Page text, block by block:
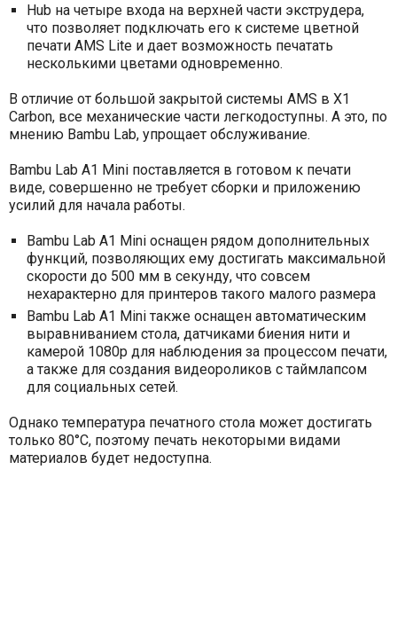
Hub на четыре входа на верхней части экструдера,
что позволяет подключать его к системе цветной
печати AMS Lite и дает возможность печатать
несколькими цветами одновременно.
В отличие от большой закрытой системы AMS в X1
Carbon, все механические части легкодоступны. А это, по
мнению Bambu Lab, упрощает обслуживание.
Bambu Lab A1 Mini поставляется в готовом к печати
виде, совершенно не требует сборки и приложению
усилий для начала работы.
Bambu Lab A1 Mini оснащен рядом дополнительных
функций, позволяющих ему достигать максимальной
скорости до 500 мм в секунду, что совсем
нехарактерно для принтеров такого малого размера
Bambu Lab A1 Mini также оснащен автоматическим
выравниванием стола, датчиками биения нити и
камерой 1080p для наблюдения за процессом печати,
а также для создания видеороликов с таймлапсом
для социальных сетей.
Однако температура печатного стола может достигать
только 80°C, поэтому печать некоторыми видами
материалов будет недоступна.